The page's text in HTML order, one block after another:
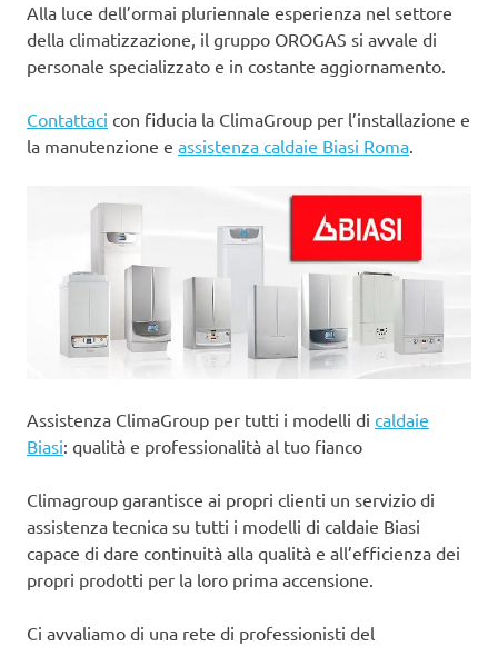
Alla luce dell’ormai pluriennale esperienza nel settore
della climatizzazione, il gruppo OROGAS si avvale di
personale specializzato e in costante aggiornamento.
Contattaci con fiducia la ClimaGroup per l’installazione e
la manutenzione e assistenza caldaie Biasi Roma.
Assistenza ClimaGroup per tutti i modelli di caldaie
Biasi: qualità e professionalità al tuo fianco
Climagroup garantisce ai propri clienti un servizio di
assistenza tecnica su tutti i modelli di caldaie Biasi
capace di dare continuità alla qualità e all’efficienza dei
propri prodotti per la loro prima accensione.
Ci avvaliamo di una rete di professionisti del